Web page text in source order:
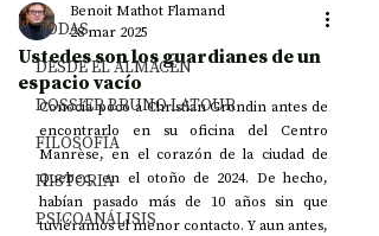
TODAS
DESDE EL ALMACÉN
DOSSIER BRUNO LATOUR
FILOSOFÍA
HISTORIA
PSICOANÁLISIS
Ustedes son los guardianes de un
espacio vacío
Benoit Mathot Flamand
28 mar 2025
Conocía poco a Christian Grondin antes de
encontrarlo en su oficina del Centro
Manrèse, en el corazón de la ciudad de
Quebec, en el otoño de 2024. De hecho,
habían pasado más de 10 años sin que
tuviéramos el menor contacto. Y aun antes,